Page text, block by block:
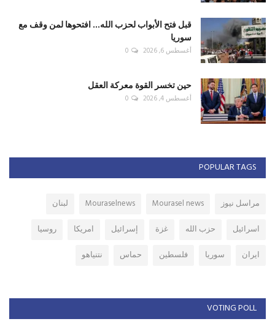
قبل فتح الأبواب لحزب الله... افتحوها لمن وقف مع
سوريا
أغسطس 6, 2026 0
حين تخسر القوة معركة العقل
أغسطس 4, 2026 0
POPULAR TAGS
مراسل نيوز Mourasel news
Mouraselnews
لبنان
اسرائيل
حزب الله غزة إسرائيل امريكا
روسيا
ايران
سوريا فلسطين حماس نتنياهو
VOTING POLL